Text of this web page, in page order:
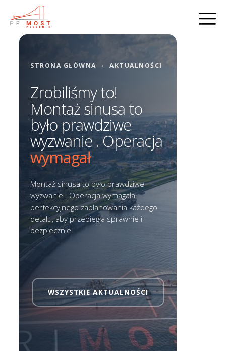
STRONA GŁÓWNA › AKTUALNOŚCI
Zrobiliśmy to!
Montaż sinusa to
było prawdziwe
wyzwanie . Operacja
wymagał
Montaż sinusa to było prawdziwe
wyzwanie . Operacja wymagała
perfekcyjnego zaplanowania każdego
detalu, aby przebiegła sprawnie i
bezpiecznie.
WSZYSTKIE AKTUALNOŚCI